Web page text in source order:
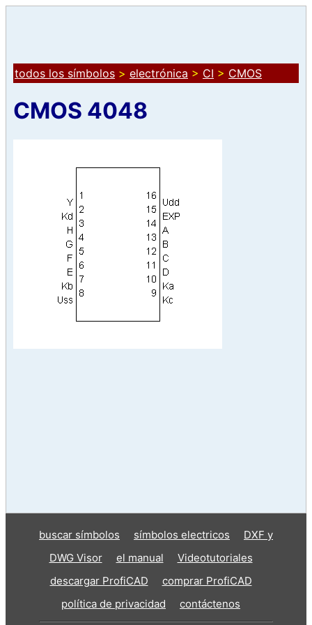
todos los símbolos > electrónica > CI > CMOS
CMOS 4048
buscar símbolos símbolos electricos
DXF y
DWG Visor
el manual
Videotutoriales
descargar ProfiCAD
comprar ProfiCAD
política de privacidad
contáctenos